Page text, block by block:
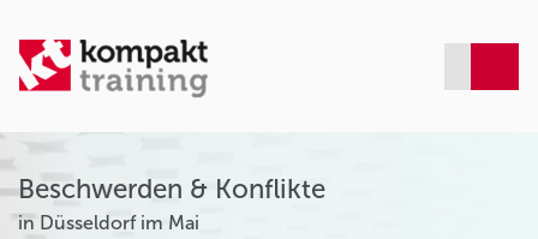
Beschwerden & Konflikte
in Düsseldorf im Mai